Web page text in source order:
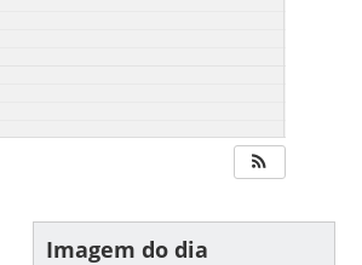
Imagem do dia